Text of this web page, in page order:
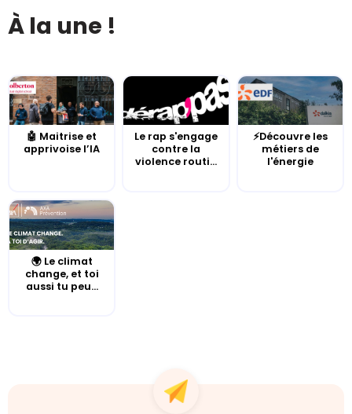
À la une !
🤖 Maitrise et
apprivoise l’IA
Le rap s'engage
contre la
violence routi...
⚡Découvre les
métiers de
l'énergie
🌍 Le climat
change, et toi
aussi tu peu...